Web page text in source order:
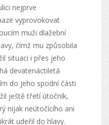
nejprve
vyprovokovat
muži dlažební
čímž mu způsobila
situaci i přes jeho
devatenáctiletá
do jeho spodní části
ještě třetí útočník,
nijak neútočícího ani
udeřil do hlavy.